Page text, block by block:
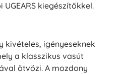
kiegészítőkkel.
kivételes, igényeseknek
a klasszikus vasút
ötvözi. A mozdony